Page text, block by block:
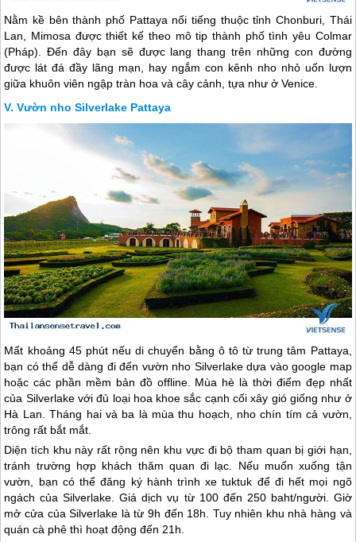
Nằm kề bên thành phố Pattaya nổi tiếng thuộc tỉnh Chonburi, Thái
Lan , Mimosa được thiết kế theo mô tip thành phố tình yêu Colmar
(Pháp). Đến đây bạn sẽ được lang thang trên những con đường
được lát đá đầy lãng mạn, hay ngắm con kênh nho nhỏ uốn lượn
giữa khuôn viên ngập tràn hoa và cây cảnh, tựa như ở Venice.
Vườn nho Silverlake Pattaya
Mất khoảng 45 phút nếu di chuyển bằng ô tô từ trung tâm Pattaya,
bạn có thể dễ dàng đi đến vườn nho Silverlake dựa vào google map
hoặc các phần mềm bản đồ offline. Mùa hè là thời điểm đẹp nhất
của Silverlake với đủ loại hoa khoe sắc cạnh cối xây gió giống như ở
Hà Lan. Tháng hai và ba là mùa thu hoạch, nho chín tím cả vườn,
trông rất bắt mắt.
Diện tích khu này rất rộng nên khu vực đi bộ tham quan bị giới hạn,
tránh trường hợp khách thăm quan đi lạc. Nếu muốn xuống tận
vườn, bạn có thể đăng ký hành trình xe tuktuk để đi hết mọi ngõ
ngách của Silverlake. Giá dịch vụ từ 100 đến 250 baht/người. Giờ
mở cửa của Silverlake là từ 9h đến 18h. Tuy nhiên khu nhà hàng và
quán cà phê thì hoạt động đến 21h.